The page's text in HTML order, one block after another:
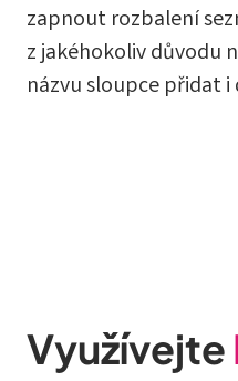
zapnout rozbalení
z jakéhokoliv důvodu
názvu sloupce přidat
Využívejte